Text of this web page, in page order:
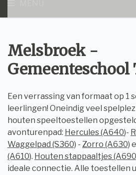
Melsbroek -
Gemeenteschool
Een verrassing van formaat op 1
leerlingen! Oneindig veel
houten speeltoestellen
avonturenpad: Hercules (A640)-
Waggelpad (S360) - Zorro (A630)
(A610). Houten stappaaltjes
ideale connectie. Alle toestellen